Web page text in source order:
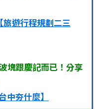
【旅遊行程規劃二三
塊跟慶記而已！分享
台中夯什麼】